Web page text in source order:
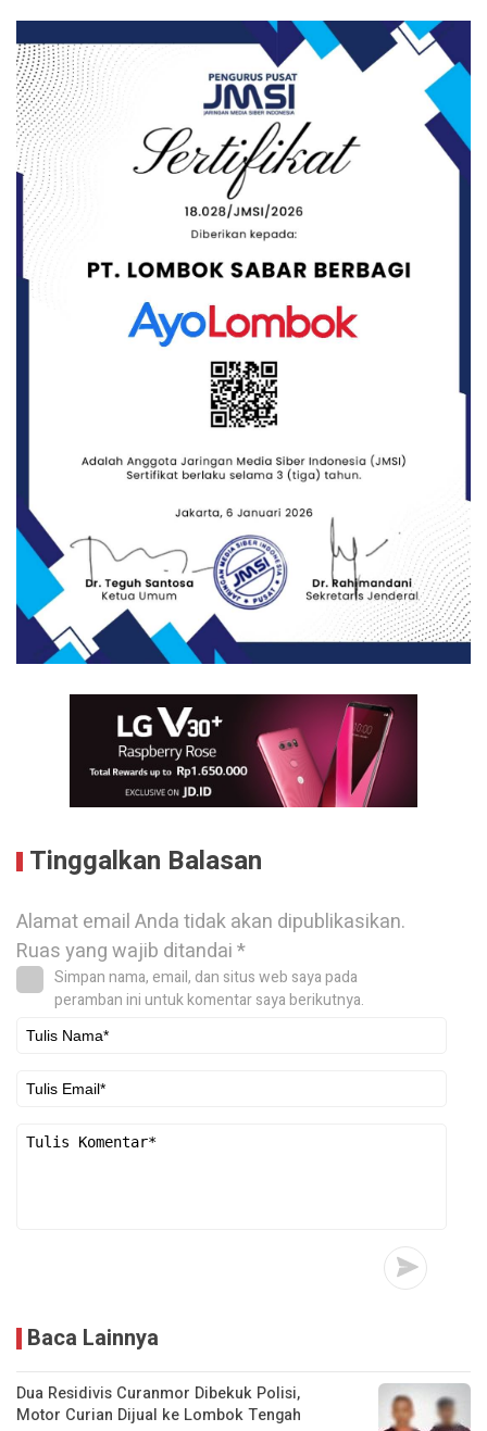
Tinggalkan Balasan
Alamat email Anda tidak akan dipublikasikan.
Ruas yang wajib ditandai*
Simpan nama, email, dan situs web saya pada
peramban ini untuk komentar saya berikutnya.
Baca Lainnya
Dua Residivis Curanmor Dibekuk Polisi,
Motor Curian Dijual ke Lombok Tengah